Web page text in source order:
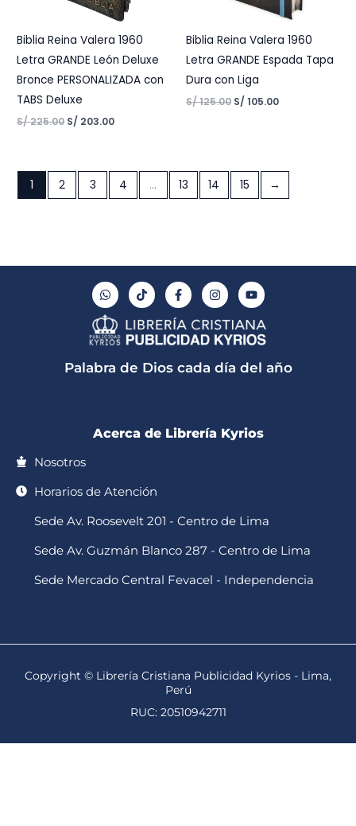
Biblia Reina Valera 1960
Letra GRANDE León Deluxe
Bronce PERSONALIZADA con
TABS Deluxe
S/225.00 S/ 203.00
Biblia Reina Valera 1960
Letra GRANDE Espada Tapa
Dura con Liga
S/125.00 S/ 105.00
1 2 3 4 … 13 14 15 →
W
h
a
t
s
a
p
T
i
k
t
o
k
F
a
c
e
b
o
k
I
n
s
t
a
g
a
Y
o
u
t
u
b
Palabra de Dios cada día del año
Acerca de Librería Kyrios
Nosotros
Horarios de Atención
Sede Av. Roosevelt 201 - Centro de Lima
Sede Av. Guzmán Blanco 287 - Centro de Lima
Sede Mercado Central Fevacel - Independencia
Copyright © Librería Cristiana Publicidad Kyrios - Lima,
Perú
RUC: 20510942711